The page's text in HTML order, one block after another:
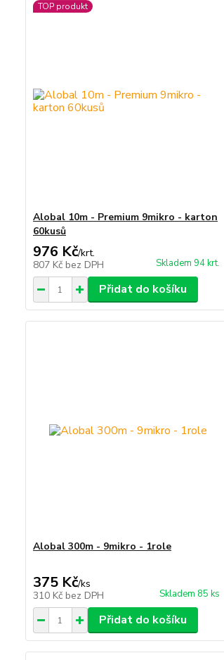
TOP produkt
Alobal 10m - Premium 9mikro - karton
60kusů
976 Kč/krt.
807 Kč bez DPH Skladem 94 krt.
Přidat do košíku
Alobal 300m - 9mikro - 1role
375 Kč/ks
310 Kč bez DPH Skladem 85 ks
Přidat do košíku